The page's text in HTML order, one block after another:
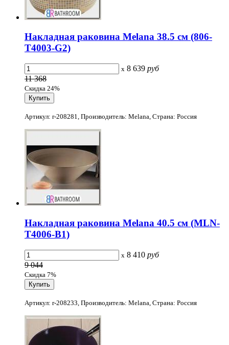
Накладная раковина Melana 38.5 см (806-
T4003-G2)
x 8 639 руб
11 368
Скидка 24%
Артикул: r-208281, Производитель: Melana, Страна: Россия
Накладная раковина Melana 40.5 см (MLN-
T4006-B1)
x 8 410 руб
9 044
Скидка 7%
Артикул: r-208233, Производитель: Melana, Страна: Россия